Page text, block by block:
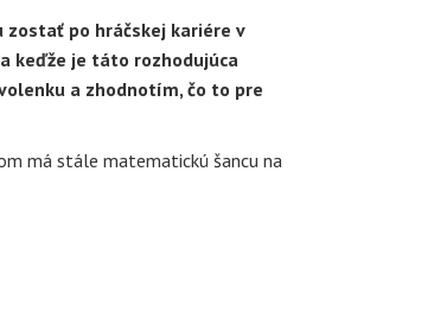
zostať po hráčskej kariére v
keďže je táto rozhodujúca
a zhodnotím, čo to pre
má stále matematickú šancu na